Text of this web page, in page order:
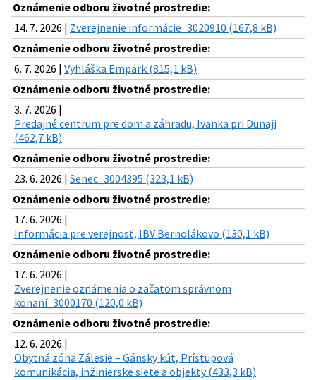
Oznámenie odboru životné prostredie:
14. 7. 2026 | Zverejnenie informácie_3020910 (167,8 kB)
Oznámenie odboru životné prostredie:
6. 7. 2026 | Vyhláška Empark (815,1 kB)
Oznámenie odboru životné prostredie:
3. 7. 2026 |
Predajné centrum pre dom a záhradu, Ivanka pri Dunaji
(462,7 kB)
Oznámenie odboru životné prostredie:
23. 6. 2026 | Senec_3004395 (323,1 kB)
Oznámenie odboru životné prostredie:
17. 6. 2026 |
Informácia pre verejnosť, IBV Bernolákovo (130,1 kB)
Oznámenie odboru životné prostredie:
17. 6. 2026 |
Zverejnenie oznámenia o začatom správnom
konaní_3000170 (120,0 kB)
Oznámenie odboru životné prostredie:
12. 6. 2026 |
Obytná zóna Zálesie – Gánsky kút, Prístupová
komunikácia, inžinierske siete a objekty (433,3 kB)